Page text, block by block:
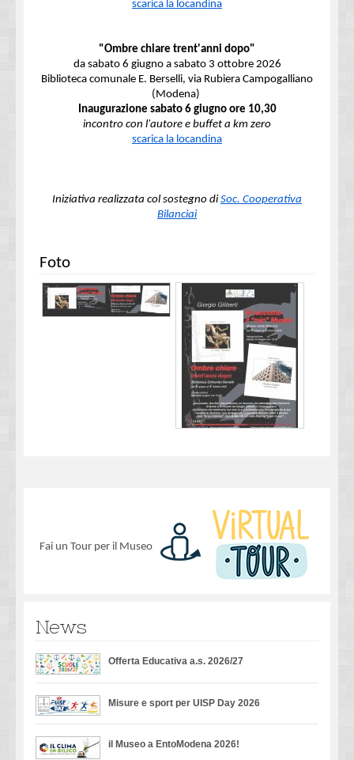
scarica la locandina
"Ombre chiare trent'anni dopo"
da sabato 6 giugno a sabato 3 ottobre 2026
Biblioteca comunale E. Berselli, via Rubiera Campogalliano
(Modena)
Inaugurazione sabato 6 giugno ore 10,30
incontro con l'autore e buffet a km zero
scarica la locandina
Iniziativa realizzata col sostegno di Soc. Cooperativa
Bilanciai
Foto
Fai un Tour per il Museo
News
Offerta Educativa a.s. 2026/27
Misure e sport per UISP Day 2026
il Museo a EntoModena 2026!